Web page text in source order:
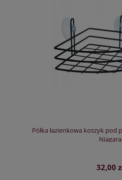
Półka łazienkowa koszyk
Niagara
32,00